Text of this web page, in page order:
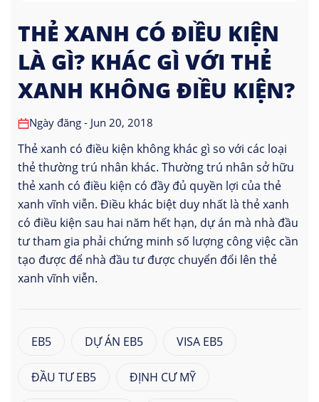
THẺ XANH CÓ ĐIỀU KIỆN
LÀ GÌ? KHÁC GÌ VỚI THẺ
XANH KHÔNG ĐIỀU KIỆN?
Ngày đăng - Jun 20, 2018
Thẻ xanh có điều kiện không khác gì so với các loại
thẻ thường trú nhân khác. Thường trú nhân sở hữu
thẻ xanh có điều kiện có đầy đủ quyền lợi của thẻ
xanh vĩnh viễn. Điều khác biệt duy nhất là thẻ xanh
có điều kiện sau hai năm hết hạn, dự án mà nhà đầu
tư tham gia phải chứng minh số lượng công việc cần
tạo được để nhà đầu tư được chuyển đổi lên thẻ
xanh vĩnh viễn.
EB5 DỰ ÁN EB5 VISA EB5
ĐẦU TƯ EB5 ĐỊNH CƯ MỸ